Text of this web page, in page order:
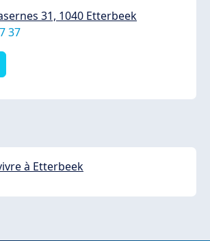
31, 1040 Etterbeek
37
à Etterbeek